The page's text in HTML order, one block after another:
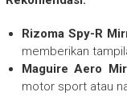
Rizoma Spy-R
memberikan
Maguire Aero
motor sport atau